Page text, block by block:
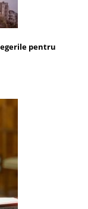
pentru